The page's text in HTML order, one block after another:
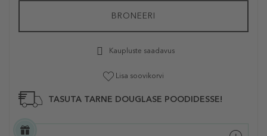
BRONEERI
Kaupluste saadavus
Lisa soovikorvi
TASUTA TARNE DOUGLASE POODIDESSE!